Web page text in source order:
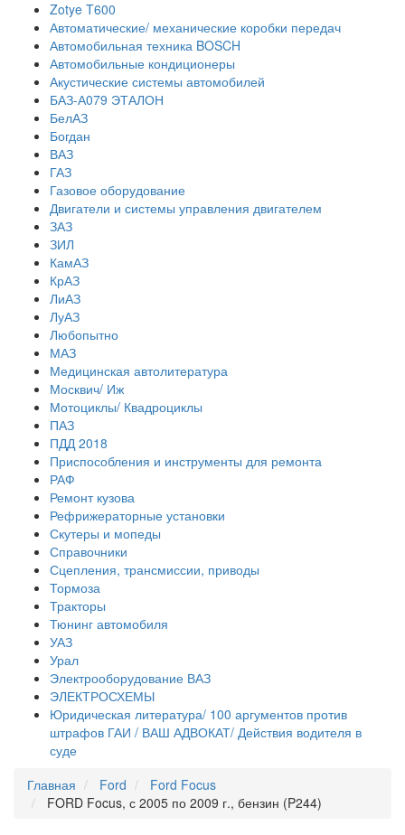
Zotye T600
Автоматические/ механические коробки передач
Автомобильная техника BOSCH
Автомобильные кондиционеры
Акустические системы автомобилей
БАЗ-А079 ЭТАЛОН
БелАЗ
Богдан
ВАЗ
ГАЗ
Газовое оборудование
Двигатели и системы управления двигателем
ЗАЗ
ЗИЛ
КамАЗ
КрАЗ
ЛиАЗ
ЛуАЗ
Любопытно
МАЗ
Медицинская автолитература
Москвич/ Иж
Мотоциклы/ Квадроциклы
ПАЗ
ПДД 2018
Приспособления и инструменты для ремонта
РАФ
Ремонт кузова
Рефрижераторные установки
Скутеры и мопеды
Справочники
Сцепления, трансмиссии, приводы
Тормоза
Тракторы
Тюнинг автомобиля
УАЗ
Урал
Электрооборудование ВАЗ
ЭЛЕКТРОСХЕМЫ
Юридическая литература/ 100 аргументов против
штрафов ГАИ / ВАШ АДВОКАТ/ Действия водителя в
суде
Главная
Ford
Ford Focus
FORD Focus, с 2005 по 2009 г., бензин (P244)